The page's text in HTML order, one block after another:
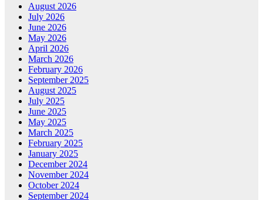
August 2026
July 2026
June 2026
May 2026
April 2026
March 2026
February 2026
September 2025
August 2025
July 2025
June 2025
May 2025
March 2025
February 2025
January 2025
December 2024
November 2024
October 2024
September 2024